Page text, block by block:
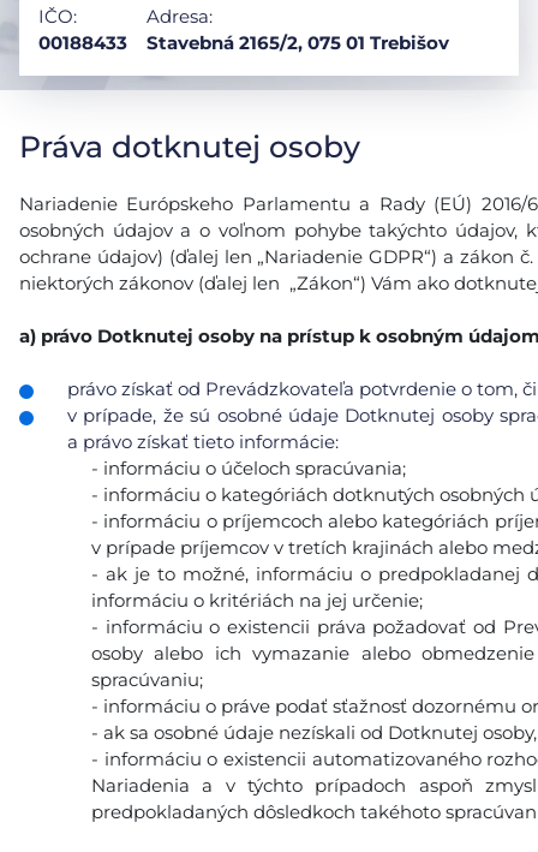
IČO:
00188433
Adresa:
Stavebná 2165/2, 075 01 Trebišov
Práva dotknutej osoby
Nariadenie Európskeho Parlamentu a Rady (EÚ)
osobných údajov a o voľnom pohybe takýchto údajov,
ochrane údajov) (ďalej len „Nariadenie GDPR“) a zákon
niektorých zákonov (ďalej len „Zákon“) Vám ako
a) právo Dotknutej osoby na prístup k osobným
právo získať od Prevádzkovateľa potvrdenie o tom,
v prípade, že sú osobné údaje Dotknutej osoby
a právo získať tieto informácie:
- informáciu o účeloch spracúvania;
- informáciu o kategóriách dotknutých osobných
- informáciu o príjemcoch alebo kategóriách
v prípade príjemcov v tretích krajinách alebo
- ak je to možné, informáciu o predpokladanej
informáciu o kritériách na jej určenie;
- informáciu o existencii práva požadovať od
osoby alebo ich vymazanie alebo
spracúvaniu;
- informáciu o práve podať sťažnosť dozornému
- ak sa osobné údaje nezískali od Dotknutej
- informáciu o existencii automatizovaného
Nariadenia a v týchto prípadoch aspoň
predpokladaných dôsledkoch takéhoto